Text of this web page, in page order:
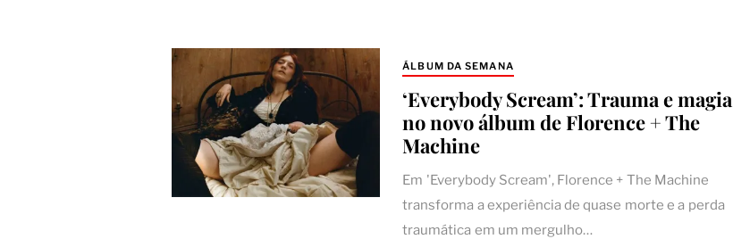
ÁLBUM DA SEMANA
‘Everybody Scream’: Trauma e magia
no novo álbum de Florence + The
Machine
Em 'Everybody Scream', Florence + The Machine
transforma a experiência de quase morte e a perda
traumática em um mergulho…